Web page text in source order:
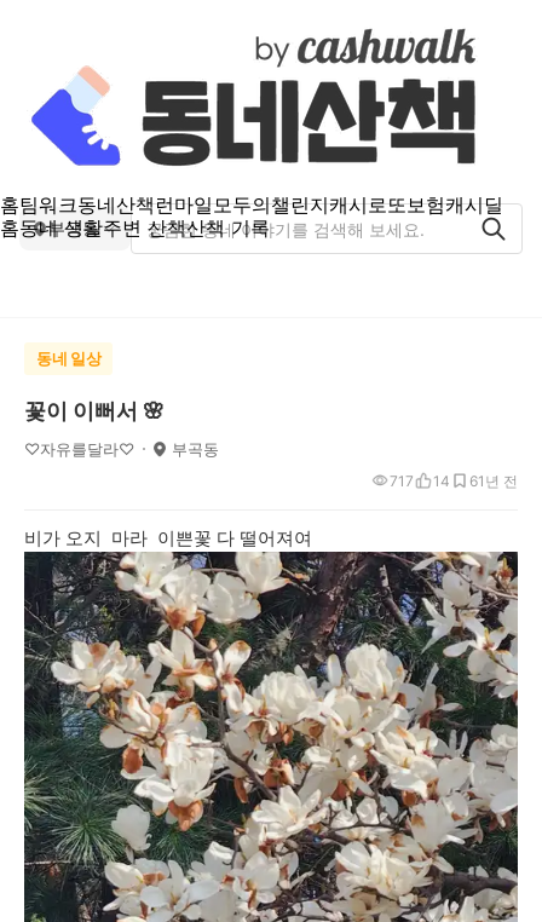
홈팀워크동네산책런마일모두의챌린지캐시로또보험캐시딜
홈동네 생활주변 산책산책 기록
부곡동
동네 일상
꽃이 이뻐서 🌸
♡자유를달라♡ 부곡동
1년 전
717 14 6
비가 오지 마라 이쁜꽃 다 떨어져여